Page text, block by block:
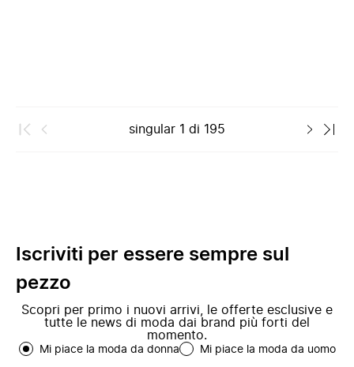
singular 1 di 195
Iscriviti per essere sempre sul
pezzo
Scopri per primo i nuovi arrivi, le offerte esclusive e
tutte le news di moda dai brand più forti del
momento.
Mi piace la moda da donna Mi piace la moda da uomo